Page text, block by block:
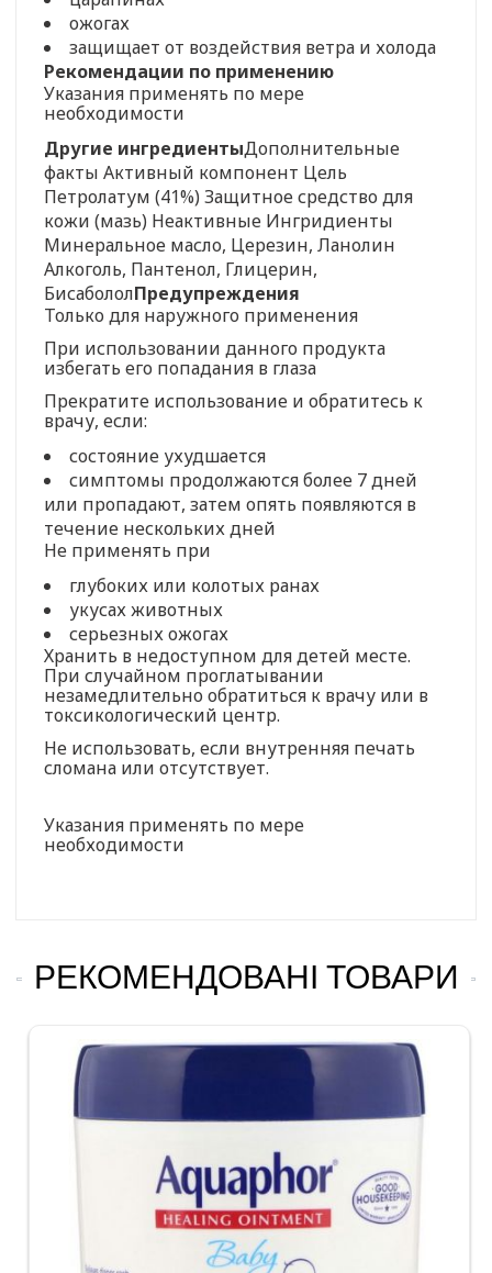
ожогах
защищает от воздействия ветра и холода
Рекомендации по применению
Указания применять по мере
необходимости
Другие ингредиентыДополнительные
факты Активный компонент Цель
Петролатум (41%) Защитное средство для
кожи (мазь) Неактивные Ингридиенты
Минеральное масло, Церезин, Ланолин
Алкоголь, Пантенол, Глицерин,
БисабололПредупреждения
Только для наружного применения
При использовании данного продукта
избегать его попадания в глаза
Прекратите использование и обратитесь к
врачу, если:
состояние ухудшается
симптомы продолжаются более 7 дней
или пропадают, затем опять появляются в
течение нескольких дней
Не применять при
глубоких или колотых ранах
укусах животных
серьезных ожогах
Хранить в недоступном для детей месте.
При случайном проглатывании
незамедлительно обратиться к врачу или в
токсикологический центр.
Не использовать, если внутренняя печать
сломана или отсутствует.
Указания применять по мере
необходимости
РЕКОМЕНДОВАНІ ТОВАРИ